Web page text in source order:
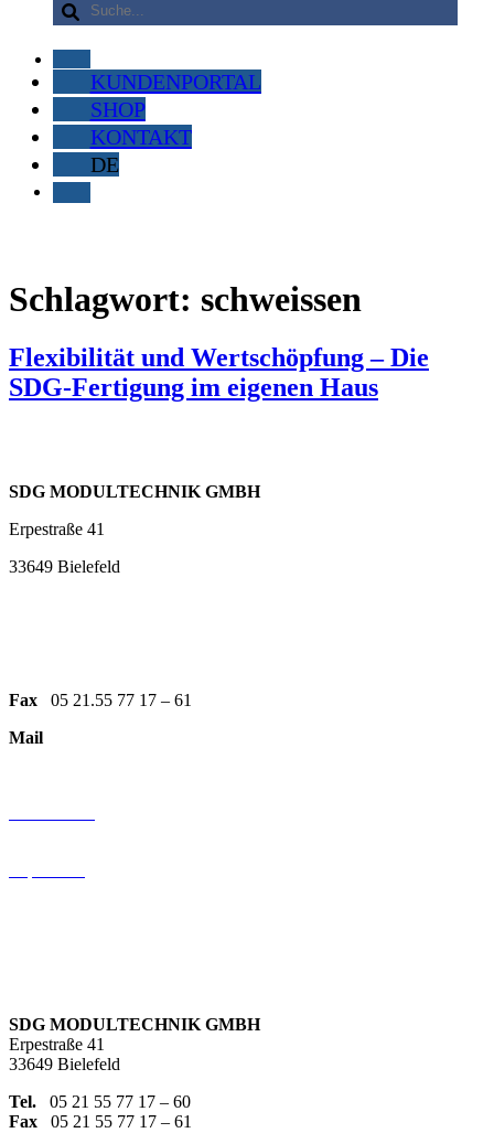
KUNDENPORTAL
SHOP
KONTAKT
DE
Schlagwort: schweissen
Flexibilität und Wertschöpfung – Die
SDG-Fertigung im eigenen Haus
SDG MODULTECHNIK GMBH
Erpestraße 41
33649 Bielefeld
Fax 05 21.55 77 17 – 61
Mail
SDG MODULTECHNIK GMBH
Erpestraße 41
33649 Bielefeld
Tel. 05 21 55 77 17 – 60
Fax 05 21 55 77 17 – 61